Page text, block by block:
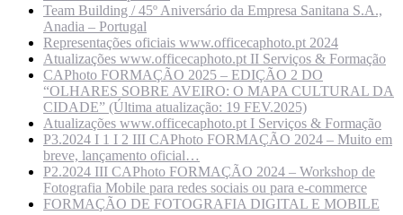
Team Building / 45º Aniversário da Empresa Sanitana S.A.,
Anadia – Portugal
Representações oficiais www.officecaphoto.pt 2024
Atualizações www.officecaphoto.pt II Serviços & Formação
CAPhoto FORMAÇÃO 2025 – EDIÇÃO 2 DO
“OLHARES SOBRE AVEIRO: O MAPA CULTURAL DA
CIDADE” (Última atualização: 19 FEV.2025)
Atualizações www.officecaphoto.pt I Serviços & Formação
P3.2024 I 1 I 2 III CAPhoto FORMAÇÃO 2024 – Muito em
breve, lançamento oficial…
P2.2024 III CAPhoto FORMAÇÃO 2024 – Workshop de
Fotografia Mobile para redes sociais ou para e-commerce
FORMAÇÃO DE FOTOGRAFIA DIGITAL E MOBILE